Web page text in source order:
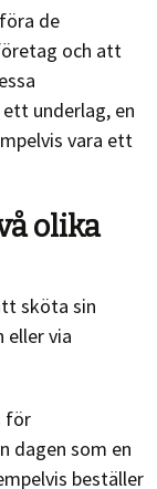
de
och att
underlag, en
vara ett
olika
sköta sin
via
för
dagen som en
beställer